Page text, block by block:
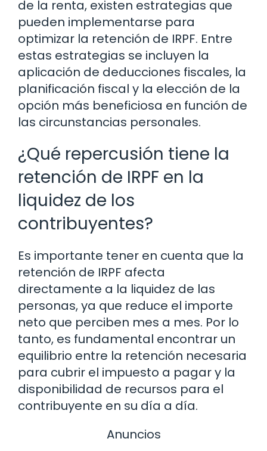
de la renta, existen estrategias que
pueden implementarse para
optimizar la retención de IRPF. Entre
estas estrategias se incluyen la
aplicación de deducciones fiscales, la
planificación fiscal y la elección de la
opción más beneficiosa en función de
las circunstancias personales.
¿Qué repercusión tiene la
retención de IRPF en la
liquidez de los
contribuyentes?
Es importante tener en cuenta que la
retención de IRPF afecta
directamente a la liquidez de las
personas, ya que reduce el importe
neto que perciben mes a mes. Por lo
tanto, es fundamental encontrar un
equilibrio entre la retención necesaria
para cubrir el impuesto a pagar y la
disponibilidad de recursos para el
contribuyente en su día a día.
Anuncios